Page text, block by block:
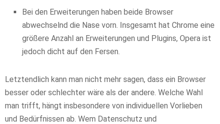
Bei den Erweiterungen haben beide Browser
abwechselnd die Nase vorn. Insgesamt hat Chrome eine
größere Anzahl an Erweiterungen und Plugins, Opera ist
jedoch dicht auf den Fersen.
Letztendlich kann man nicht mehr sagen, dass ein Browser
besser oder schlechter wäre als der andere. Welche Wahl
man trifft, hängt insbesondere von individuellen Vorlieben
und Bedürfnissen ab. Wem Datenschutz und